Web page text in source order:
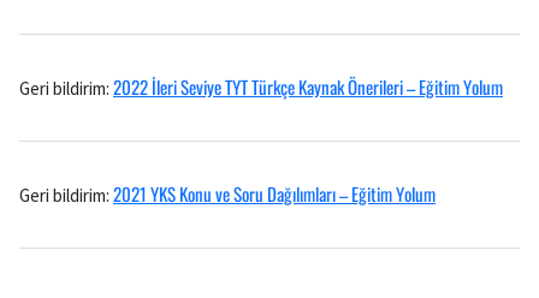
Geri bildirim: 2022 İleri Seviye TYT Türkçe Kaynak Önerileri – Eğitim Yolum
Geri bildirim: 2021 YKS Konu ve Soru Dağılımları – Eğitim Yolum